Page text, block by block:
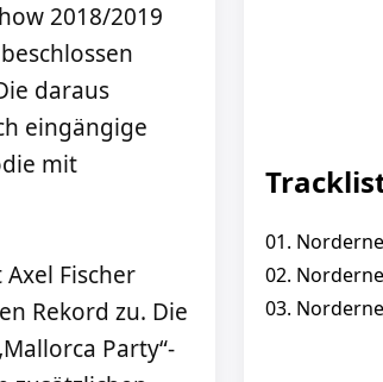
2018/2019
daraus
eingängige
mit
Fischer
Rekord zu. Die
Party“-
01.
02.
03.